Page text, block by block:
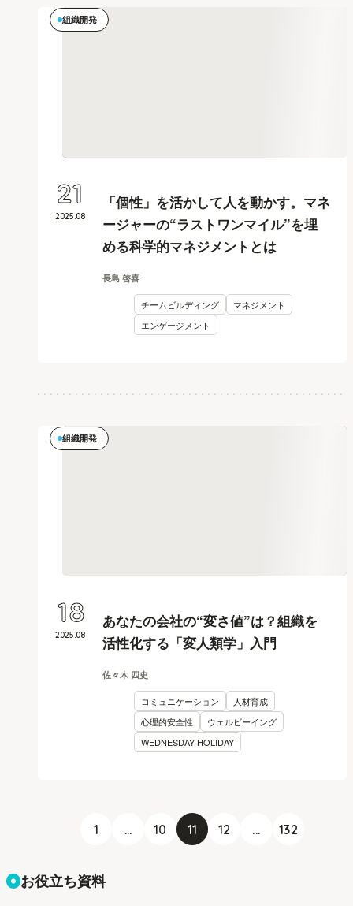
組織開発
「個性」を活かして人を動かす。マネ
ージャーの“ラストワンマイル”を埋
める科学的マネジメントとは
長島 啓喜
チームビルディング
マネジメント
エンゲージメント
2025.08
21
組織開発
あなたの会社の“変さ値”は？組織を
活性化する「変人類学」入門
佐々木 四史
コミュニケーション
人材育成
心理的安全性
ウェルビーイング
WEDNESDAY HOLIDAY
2025.08
18
1 ... 10 11 12 ... 132
お役立ち資料